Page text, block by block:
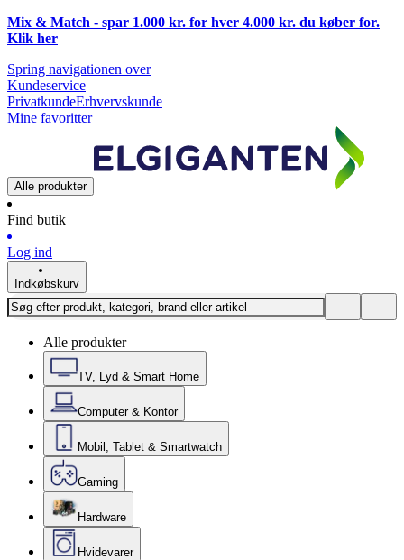
Mix & Match - spar 1.000 kr. for hver 4.000 kr. du køber for.
Klik her
Spring navigationen over
Kundeservice
PrivatkundeErhvervskunde
Mine favoritter
Alle produkter
Find butik
Log ind
Indkøbskurv
Alle produkter
TV, Lyd & Smart Home
Computer & Kontor
Mobil, Tablet & Smartwatch
Gaming
Hardware
Hvidevarer